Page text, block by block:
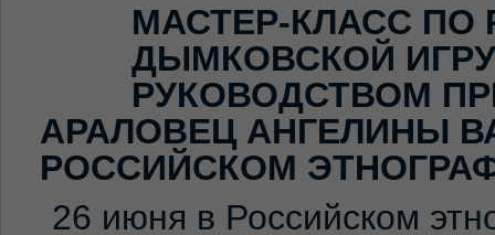
МАСТЕР-КЛАСС ПО
ДЫМКОВСКОЙ
РУКОВОДСТВОМ
АРАЛОВЕЦ АНГЕЛИНЫ
РОССИЙСКОМ
26 июня в Российском